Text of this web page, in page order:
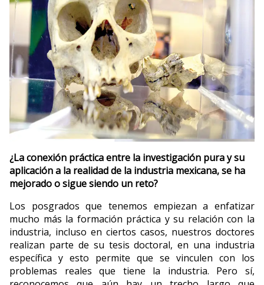
¿La conexión práctica entre la investigación pura y su
aplicación a la realidad de la industria mexicana, se ha
mejorado osigue siendo un reto?
Los posgrados que tenemos empiezan a enfatizar
mucho más la formación práctica y su relación con la
industria, incluso en ciertos casos, nuestros doctores
realizan parte de su tesis doctoral, en una industria
específica y esto permite que se vinculen con los
problemas reales que tiene la industria. Pero sí,